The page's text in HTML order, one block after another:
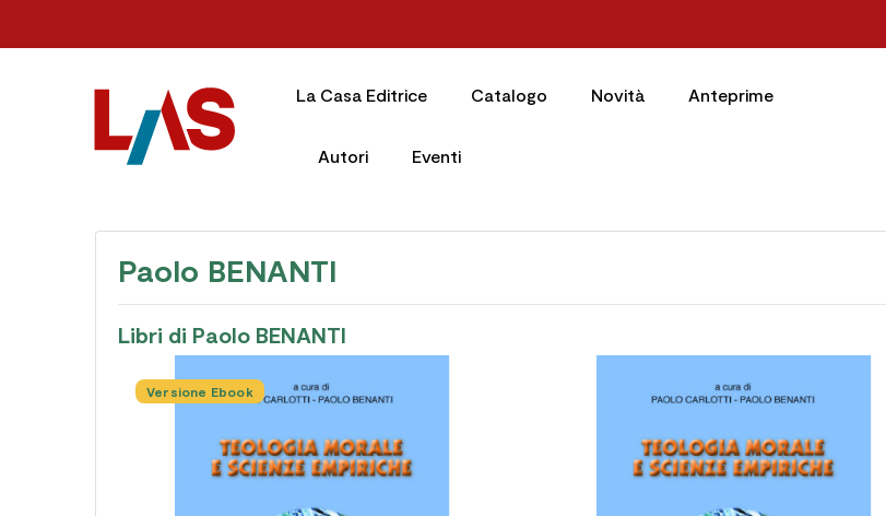
La Casa Editrice Catalogo Novità Anteprime
Autori Eventi
Paolo BENANTI
Libri di Paolo BENANTI
Versione Ebook